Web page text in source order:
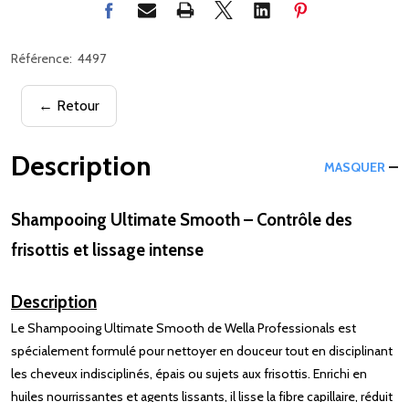
Référence: 4497
← Retour
Description MASQUER
Shampooing Ultimate Smooth – Contrôle des
frisottis et lissage intense
Description
Le Shampooing Ultimate Smooth de Wella Professionals est
spécialement formulé pour nettoyer en douceur tout en disciplinant
les cheveux indisciplinés, épais ou sujets aux frisottis. Enrichi en
huiles nourrissantes et agents lissants, il lisse la fibre capillaire, réduit